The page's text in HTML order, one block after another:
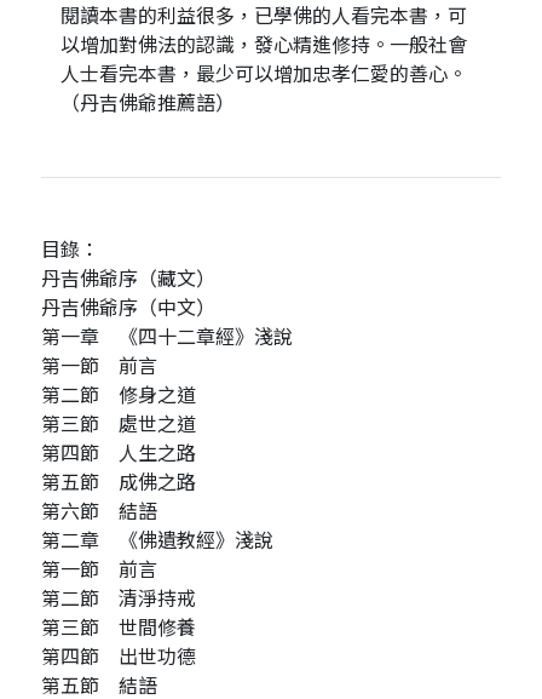
閱讀本書的利益很多，已學佛的人看完本書，可
以增加對佛法的認識，發心精進修持。一般社會
人士看完本書，最少可以增加忠孝仁愛的善心。
（丹吉佛爺推薦語）
目錄：
丹吉佛爺序（藏文）
丹吉佛爺序（中文）
第一章 《四十二章經》淺說
第一節 前言
第二節 修身之道
第三節 處世之道
第四節 人生之路
第五節 成佛之路
第六節 結語
第二章 《佛遺教經》淺說
第一節 前言
第二節 清淨持戒
第三節 世間修養
第四節 出世功德
第五節 結語